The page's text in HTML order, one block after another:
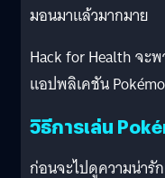
มอนมาแล้วมากมาย
Hack for Health จะ
แอปพลิเคชัน
วิธีการเล่น
ก่อนจะไปดูความน่ารั